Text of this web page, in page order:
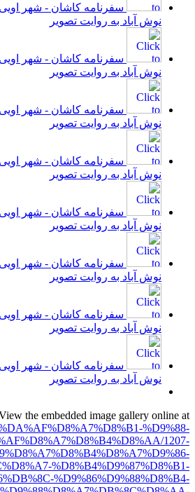
سفرنامه کاشان - شهر اویی
نوش آباد به روایت تصویر
سفرنامه کاشان - شهر اویی
نوش آباد به روایت تصویر
سفرنامه کاشان - شهر اویی
نوش آباد به روایت تصویر
سفرنامه کاشان - شهر اویی
نوش آباد به روایت تصویر
سفرنامه کاشان - شهر اویی
نوش آباد به روایت تصویر
سفرنامه کاشان - شهر اویی
نوش آباد به روایت تصویر
سفرنامه کاشان - شهر اویی
نوش آباد به روایت تصویر
سفرنامه کاشان - شهر اویی
نوش آباد به روایت تصویر
the embedded image gallery online at:
%D9%88-
1207-
%D8%B4%D9%87%D8%B1-
%D9%86%D9%88%D8%B4-